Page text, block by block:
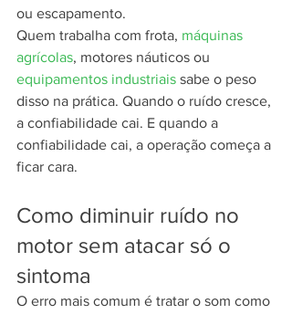
ou escapamento.
Quem trabalha com frota, máquinas
agrícolas, motores náuticos ou
equipamentos industriais sabe o peso
disso na prática. Quando o ruído cresce,
a confiabilidade cai. E quando a
confiabilidade cai, a operação começa a
ficar cara.
Como diminuir ruído no
motor sem atacar só o
sintoma
O erro mais comum é tratar o som como